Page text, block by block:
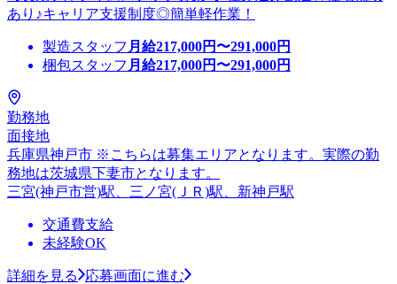
あり♪キャリア支援制度◎簡単軽作業！
製造スタッフ 月給217,000円〜291,000円
梱包スタッフ 月給217,000円〜291,000円
勤務地
面接地
兵庫県神戸市 ※こちらは募集エリアとなります。実際の勤
務地は茨城県下妻市となります。
三宮(神戸市営)駅、三ノ宮(ＪＲ)駅、新神戸駅
交通費支給
未経験OK
詳細を見る
応募画面に進む